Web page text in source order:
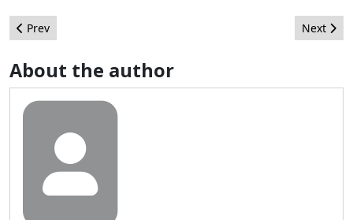
Previous article: Joomla! 3.0 Preguntas Frecuentes
Prev Next
Next
About the author